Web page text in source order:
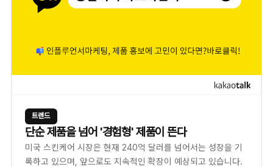
트렌드
단순 제품을 넘어 '경험형' 제품이 뜬다
미국 스킨케어 시장은 현재 240억 달러를 넘어서는 성장을 기
록하고 있으며, 앞으로도 지속적인 확장이 예상되고 있습니다.